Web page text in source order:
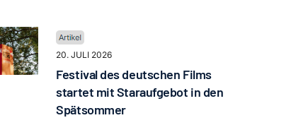
20. JULI 2026
Festival des deutschen Films
startet mit Staraufgebot in den
Spätsommer